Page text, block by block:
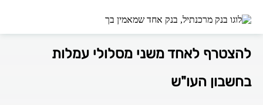
נבקש להביא לידיעתך , כי באפשרותך
להצטרף לאחד משני מסלולי עמלות
בחשבון העו"ש